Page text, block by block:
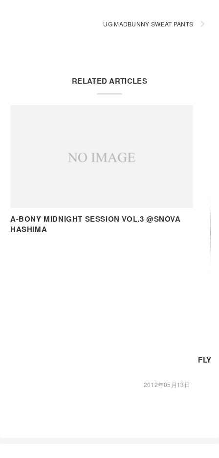
UG MADBUNNY SWEAT PANTS
RELATED ARTICLES
A-BONY MIDNIGHT SESSION VOL.3 @SNOVA
HASHIMA
2012年05月13日
FLY